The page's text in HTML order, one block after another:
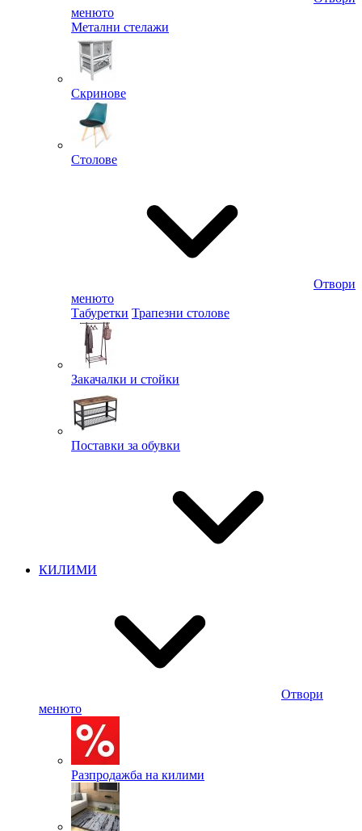
менюто
Метални стелажи
Скринове
Столове
Отвори
менюто
Табуретки Трапезни столове
Закачалки и стойки
Поставки за обувки
КИЛИМИ
Отвори
менюто
Разпродажба на килими